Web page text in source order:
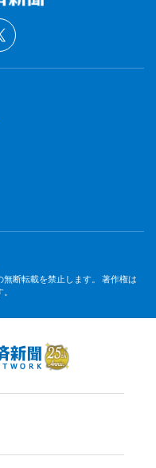
断転載を禁止します。 著作権は